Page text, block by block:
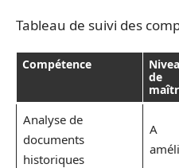
Tableau de suivi des
Compétence
de
Analyse de
documents
historiques
A